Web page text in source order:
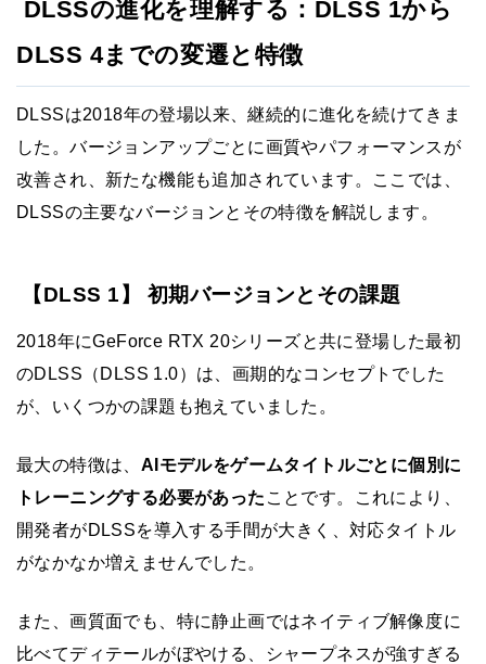
DLSSの進化を理解する：DLSS 1から
DLSS 4までの変遷と特徴
DLSSは2018年の登場以来、継続的に進化を続けてきま
した。バージョンアップごとに画質やパフォーマンスが
改善され、新たな機能も追加されています。ここでは、
DLSSの主要なバージョンとその特徴を解説します。
【DLSS 1】 初期バージョンとその課題
2018年にGeForce RTX 20シリーズと共に登場した最初
のDLSS（DLSS 1.0）は、画期的なコンセプトでした
が、いくつかの課題も抱えていました。
最大の特徴は、 AIモデルをゲームタイトルごとに個別に
トレーニングする必要があった ことです。これにより、
開発者がDLSSを導入する手間が大きく、対応タイトル
がなかなか増えませんでした。
また、画質面でも、特に静止画ではネイティブ解像度に
比べてディテールがぼやける、シャープネスが強すぎる